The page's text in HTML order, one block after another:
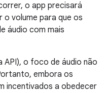
o app precisará
o volume para que os
áudio com mais
API), o foco de áudio não
embora os
incentivados a obedecer